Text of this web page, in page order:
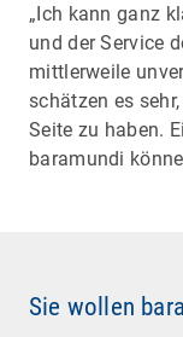
„Ich kann ganz
und der Service
mittlerweile
schätzen es
Seite zu haben.
baramundi
Sie wollen